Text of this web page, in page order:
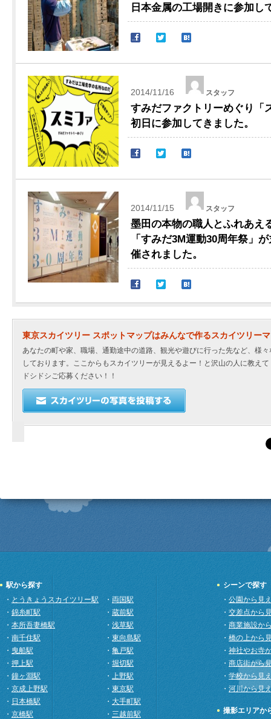
日本金属の工場開きに参加し
2014/11/16 スタッフ
すみだファクトリーめぐり「
初日に参加してきました。
2014/11/15 スタッフ
墨田の本物の職人とふれあえ
「すみだ3M運動30周年祭」
催されました。
東京スカイツリー スポットマップはみんなで作るスカイツリー
あなたの町や家、職場、通勤途中の道路、観光や遊びに行った先など、様
しております。ここからもスカイツリーが見えるよー！と沢山の人に教え
ドシドシご応募ください！！
駅から探す
・ とうきょうスカイツリー駅 ・ 両国駅
・ 錦糸町駅 ・ 蔵前駅
・ 本所吾妻橋駅 ・ 浅草駅
・ 南千住駅 ・ 東向島駅
・ 曳船駅 ・ 亀戸駅
・ 押上駅 ・ 堀切駅
・ 鐘ヶ淵駅 ・ 上野駅
・ 京成上野駅 ・ 東京駅
・ 日本橋駅 ・ 大手町駅
・ 京橋駅 ・ 三越前駅
シーンで探す
・ 公園から見
・ 交差点から
・ 商業施設か
・ 橋の上から
・ 神社やお寺
・ 商店街から
・ 学校から見
・ 河川から見
撮影エリアか